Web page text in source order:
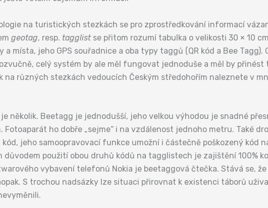
na turistických stezkách se pro zprostředkování informací
geotag, resp. tagglistse přitom rozumí tabulka o velikosti 30 × 10
místa, jeho GPS souřadnice a oba typy taggů (QR kód a Bee Tagg).
celý systém by ale měl fungovat jednoduše a měl by
různých stezkách vedoucích Českým středohořím naleznete v
několik. Beetagg je jednodušší, jeho velkou výhodou je snadné
ho dobře „sejme“ i na vzdálenost jednoho metru. Také
kód, jeho samoopravovací funkce umožní i částečně poškozený kód
použití obou druhů kódů na tagglistech je zajištění 100%
vybavení telefonů Nokia je beetaggová čtečka. Stává se,
S trochou nadsázky lze situaci přirovnat k existenci táborů